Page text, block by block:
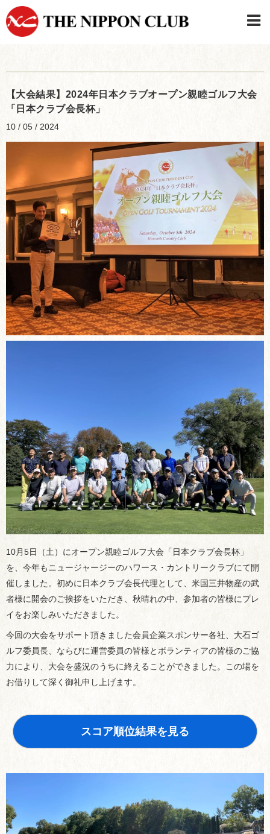
【大会結果】2024年日本クラブオープン親睦ゴルフ大会
「日本クラブ会長杯」
10 / 05 / 2024
10月5日（土）にオープン親睦ゴルフ大会「日本クラブ会長杯」
を、今年もニュージャージーのハワース・カントリークラブにて開
催しました。初めに日本クラブ会長代理として、米国三井物産の武
者様に開会のご挨拶をいただき、秋晴れの中、参加者の皆様にプレ
イをお楽しみいただきました。
今回の大会をサポート頂きました会員企業スポンサー各社、大石ゴ
ルフ委員長、ならびに運営委員の皆様とボランティアの皆様のご協
力により、大会を盛況のうちに終えることができました。この場を
お借りして深く御礼申し上げます。
スコア順位結果を見る
日本クラブメンバーログイン
連絡先・駐車場
はじめてご利用の方はこちら